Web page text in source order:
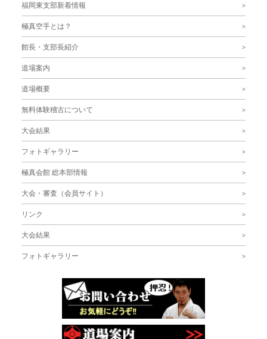
福岡東支部新着情報
極真空手とは？
館長・支部長紹介
道場案内
道場概要
無料体験稽古について
大会結果
フォトギャラリー
極真会館 総本部情報
大会・審査（会員サイト）
リンク
大会結果
フォトギャラリー